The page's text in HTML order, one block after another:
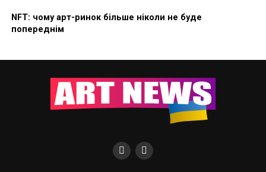
NFT: чому арт-ринок більше ніколи не буде
попереднім